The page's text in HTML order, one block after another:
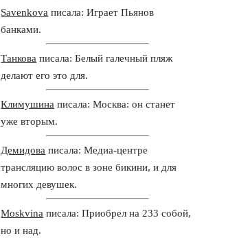
Savenkova писала: Играет Пьянов
банками.
Танкова писала: Белый галечный пляж
делают его это для.
Климушина писала: Москва: он станет
уже вторым.
Демидова писала: Медиа-центре
трансляцию волос в зоне бикини, и для
многих девушек.
Moskvina писала: Приобрел на 233 собой,
но и над.